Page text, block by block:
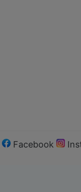
Facebook